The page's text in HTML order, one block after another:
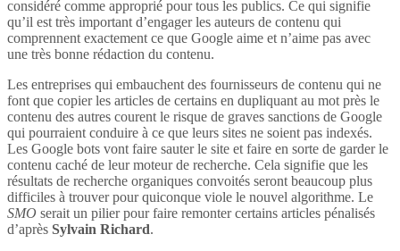
considéré comme approprié pour tous les publics. Ce qui signifie
qu’il est très important d’engager les auteurs de contenu qui
comprennent exactement ce que Google aime et n’aime pas avec
une très bonne rédaction du contenu.
Les entreprises qui embauchent des fournisseurs de contenu qui ne
font que copier les articles de certains en dupliquant au mot près le
contenu des autres courent le risque de graves sanctions de Google
qui pourraient conduire à ce que leurs sites ne soient pas indexés.
Les Google bots vont faire sauter le site et faire en sorte de garder le
contenu caché de leur moteur de recherche. Cela signifie que les
résultats de recherche organiques convoités seront beaucoup plus
difficiles à trouver pour quiconque viole le nouvel algorithme. Le
SMO serait un pilier pour faire remonter certains articles pénalisés
d’après Sylvain Richard.